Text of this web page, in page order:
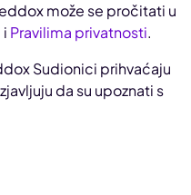
može se pročitati u
i Pravilima privatnosti.
Sudionici prihvaćaju
da su upoznati s